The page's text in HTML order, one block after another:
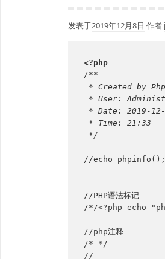
发表于2019年12月8日 作者
<?php
/**
* Created by
* User:
* Date: 2019-12-
* Time: 21:33
*/
//echo phpinfo();
//PHP语法标记
/*/<?php echo
//php注释
/* */
//